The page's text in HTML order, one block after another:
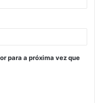
para a próxima vez que